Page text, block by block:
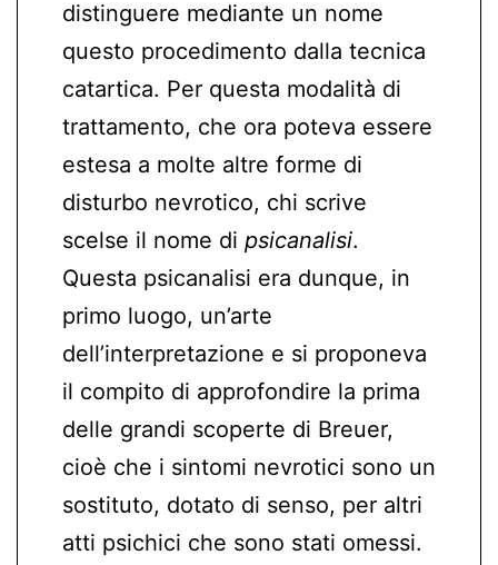
distinguere mediante un nome
questo procedimento dalla tecnica
catartica. Per questa modalità di
trattamento, che ora poteva essere
estesa a molte altre forme di
disturbo nevrotico, chi scrive
scelse il nome di psicanalisi.
Questa psicanalisi era dunque, in
primo luogo, un’arte
dell’interpretazione e si proponeva
il compito di approfondire la prima
delle grandi scoperte di Breuer,
cioè che i sintomi nevrotici sono un
sostituto, dotato di senso, per altri
atti psichici che sono stati omessi.